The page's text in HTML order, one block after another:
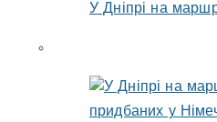
У Дніпрі на